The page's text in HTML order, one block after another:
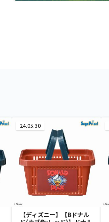
24.05.30
【ディズニー】【Bドナル